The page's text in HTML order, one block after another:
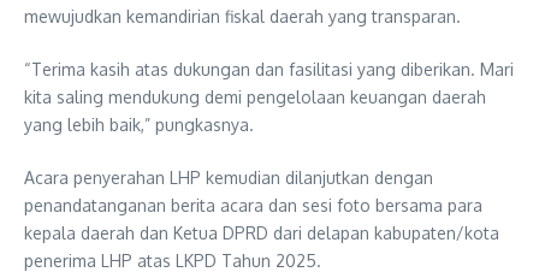
mewujudkan kemandirian fiskal daerah yang transparan.
“Terima kasih atas dukungan dan fasilitasi yang diberikan. Mari
kita saling mendukung demi pengelolaan keuangan daerah
yang lebih baik,” pungkasnya.
Acara penyerahan LHP kemudian dilanjutkan dengan
penandatanganan berita acara dan sesi foto bersama para
kepala daerah dan Ketua DPRD dari delapan kabupaten/kota
penerima LHP atas LKPD Tahun 2025.